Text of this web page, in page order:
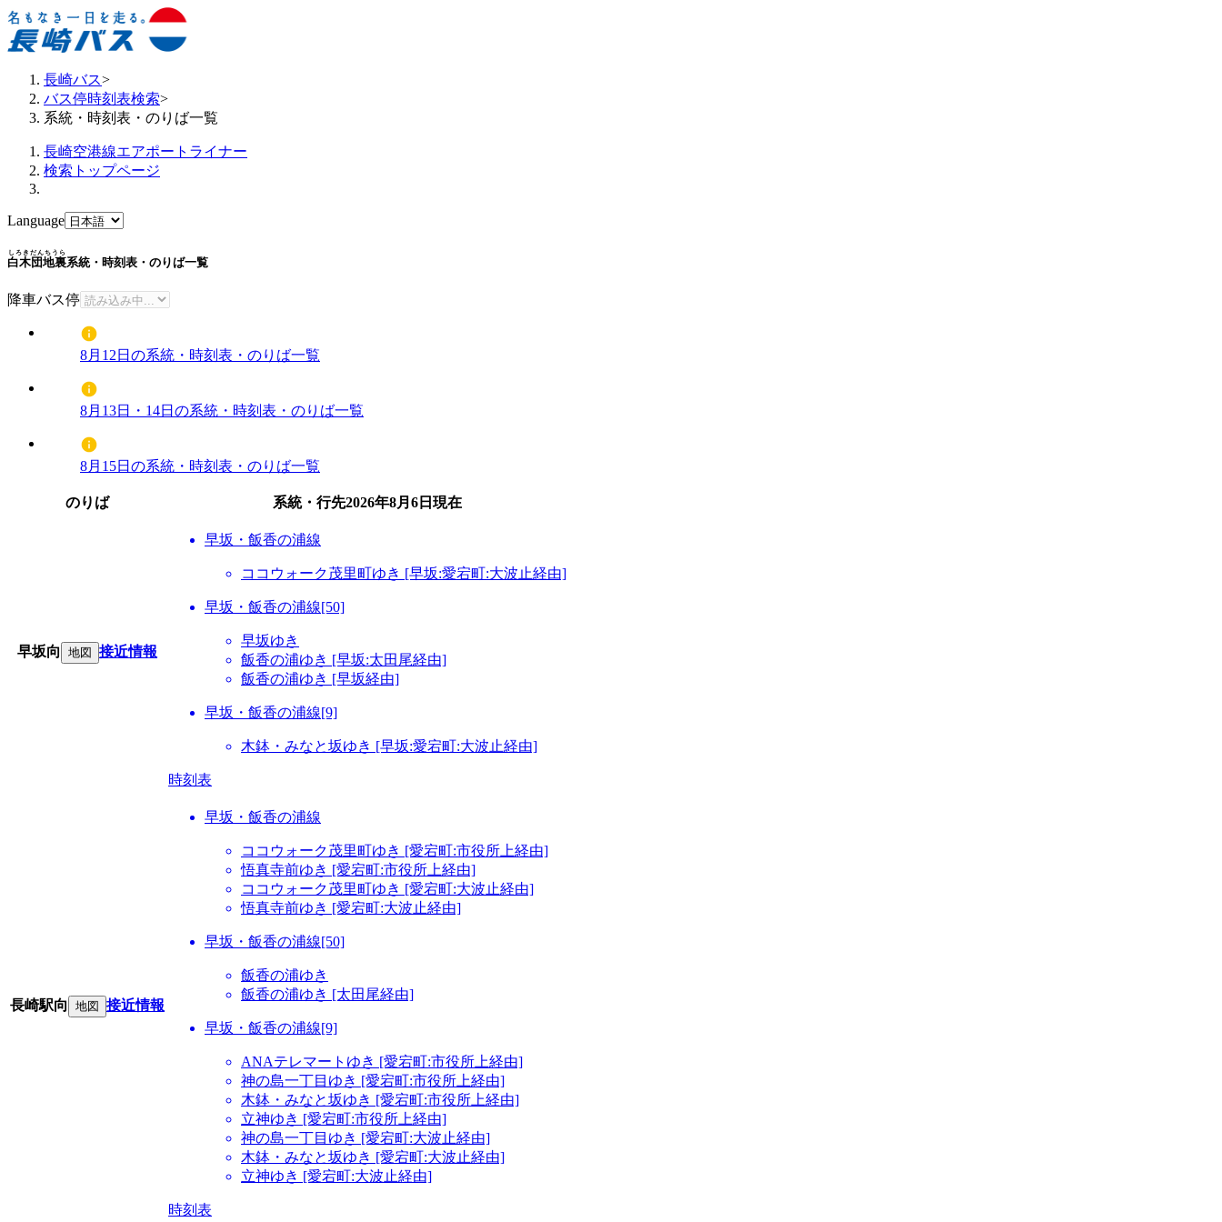
長崎バス>
バス停時刻表検索>
系統・時刻表・のりば一覧
長崎空港線エアポートライナー
検索トップページ
Language
白木団地裏
しろきだんちうら
系統・時刻表・のりば一覧
降車バス停
8月12日の系統・時刻表・のりば一覧
8月13日・14日の系統・時刻表・のりば一覧
8月15日の系統・時刻表・のりば一覧
のりば 系統・行先2026年8月6日 現在
早坂向 地図 接近情報
早坂・飯香の浦線
ココウォーク茂里町ゆき [早坂:愛宕町:大波止経由]
早坂・飯香の浦線[50]
早坂ゆき
飯香の浦ゆき [早坂:太田尾経由]
飯香の浦ゆき [早坂経由]
早坂・飯香の浦線[9]
木鉢・みなと坂ゆき [早坂:愛宕町:大波止経由]
時刻表
長崎駅向 地図 接近情報
早坂・飯香の浦線
ココウォーク茂里町ゆき [愛宕町:市役所上経由]
悟真寺前ゆき [愛宕町:市役所上経由]
ココウォーク茂里町ゆき [愛宕町:大波止経由]
悟真寺前ゆき [愛宕町:大波止経由]
早坂・飯香の浦線[50]
飯香の浦ゆき
飯香の浦ゆき [太田尾経由]
早坂・飯香の浦線[9]
ANAテレマートゆき [愛宕町:市役所上経由]
神の島一丁目ゆき [愛宕町:市役所上経由]
木鉢・みなと坂ゆき [愛宕町:市役所上経由]
立神ゆき [愛宕町:市役所上経由]
神の島一丁目ゆき [愛宕町:大波止経由]
木鉢・みなと坂ゆき [愛宕町:大波止経由]
立神ゆき [愛宕町:大波止経由]
時刻表